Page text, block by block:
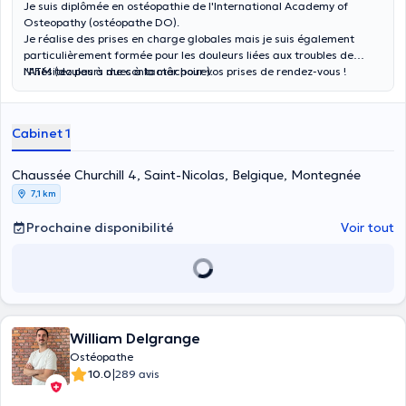
Je suis diplômée en ostéopathie de l'International Academy of
Osteopathy (ostéopathe DO).
Je réalise des prises en charge globales mais je suis également
particulièrement formée pour les douleurs liées aux troubles de
l'ATM (douleurs dues à la mâchoire).
N'hésitez pas à me contacter pour vos prises de rendez-vous !
Cabinet 1
Chaussée Churchill 4, Saint-Nicolas, Belgique, Montegnée
7,1 km
Prochaine disponibilité Voir tout
William Delgrange
Ostéopathe
10.0|289 avis